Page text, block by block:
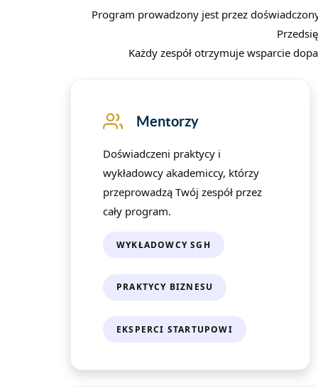
Program prowadzony jest przez
Każdy zespół otrzymuje wsparcie
Mentorzy
Doświadczeni praktycy i
wykładowcy akademiccy, którzy
przeprowadzą Twój zespół przez
cały program.
WYKŁADOWCY SGH
PRAKTYCY BIZNESU
EKSPERCI STARTUPOWI